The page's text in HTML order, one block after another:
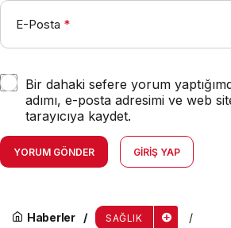
E-Posta *
Bir dahaki sefere yorum
adımı, e-posta adresimi ve web
tarayıcıya kaydet.
YORUM GÖNDER GIRIŞ YAP
Haberler SAĞLIK